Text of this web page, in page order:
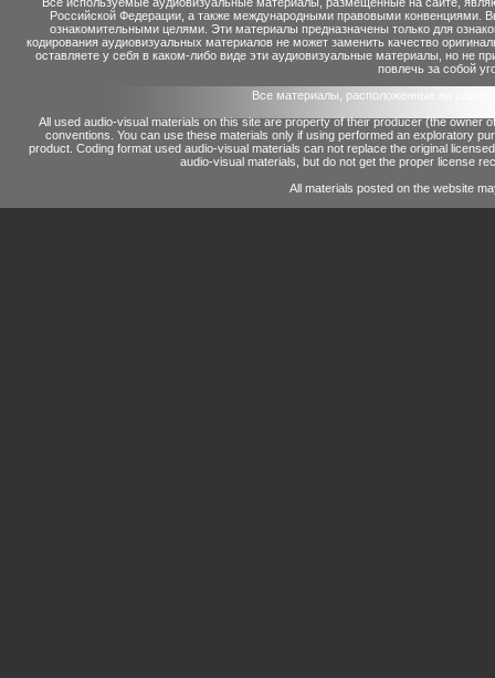
Российской Федерации, а также международными правовыми конвенциями.
ознакомительными целями. Эти материалы предназначены только для
кодирования аудиовизуальных материалов не может заменить качество
оставляете у себя в каком-либо виде эти аудиовизуальные материалы, но не
повлечь за собой
Все материалы, расположенные на сайте
All used audio-visual materials on this site are property of their producer (the owner
conventions. You can use these materials only if using performed an exploratory
product. Coding format used audio-visual materials can not replace the original
audio-visual materials, but do not get the proper license
All materials posted on the website